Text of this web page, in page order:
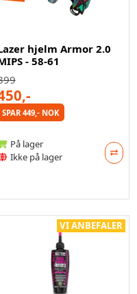
hjelm Armor 2.0
- 58-61
SPAR 449,- NOK
På lager
Ikke på lager
VI ANBEFALER